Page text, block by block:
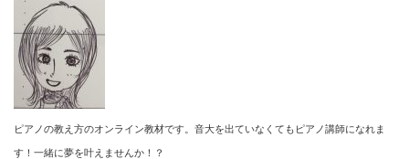
ピアノの教え方のオンライン教材です。音大を出ていなくてもピアノ講師になれま
す！一緒に夢を叶えませんか！？